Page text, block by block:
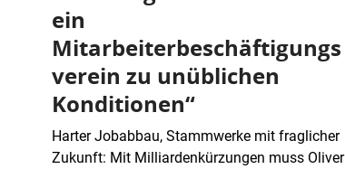
ein
Mitarbeiterbeschäftigungs
verein zu unüblichen
Konditionen“
Harter Jobabbau, Stammwerke mit fraglicher
Zukunft: Mit Milliardenkürzungen muss Oliver